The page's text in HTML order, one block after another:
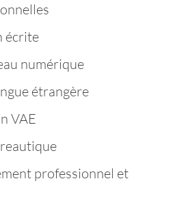
écrite
numérique
étrangère
VAE
professionnel et